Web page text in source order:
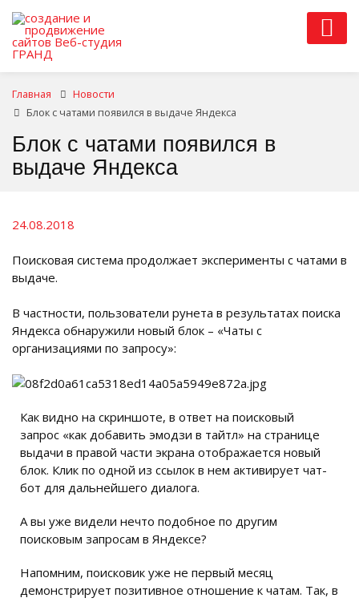
Главная
Новости
Блок с чатами появился в выдаче Яндекса
Блок с чатами появился в
выдаче Яндекса
24.08.2018
Поисковая система продолжает эксперименты с чатами в
выдаче.
В частности, пользователи рунета в результатах поиска
Яндекса обнаружили новый блок – «Чаты с
организациями по запросу»:
Как видно на скриншоте, в ответ на поисковый
запрос «как добавить эмодзи в тайтл» на странице
выдачи в правой части экрана отображается новый
блок. Клик по одной из ссылок в нем активирует чат-
бот для дальнейшего диалога.
А вы уже видели нечто подобное по другим
поисковым запросам в Яндексе?
Напомним, поисковик уже не первый месяц
демонстрирует позитивное отношение к чатам. Так, в